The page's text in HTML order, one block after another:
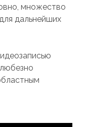
множество
дальнейших